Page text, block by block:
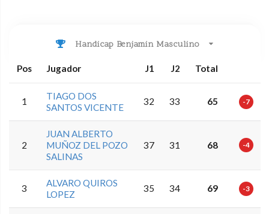
Handicap Benjamin Masculino
Pos Jugador J1 J2 Total
1
TIAGO DOS
SANTOS VICENTE
32 33 65 -7
2
JUAN ALBERTO
MUÑOZ DEL POZO
SALINAS
37 31 68 -4
3
ALVARO QUIROS
LOPEZ
35 34 69 -3